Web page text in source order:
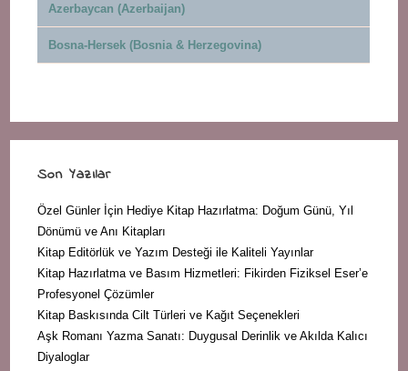
Azerbaycan (Azerbaijan)
Bosna-Hersek (Bosnia & Herzegovina)
Son Yazılar
Özel Günler İçin Hediye Kitap Hazırlatma: Doğum Günü, Yıl
Dönümü ve Anı Kitapları
Kitap Editörlük ve Yazım Desteği ile Kaliteli Yayınlar
Kitap Hazırlatma ve Basım Hizmetleri: Fikirden Fiziksel Eser’e
Profesyonel Çözümler
Kitap Baskısında Cilt Türleri ve Kağıt Seçenekleri
Aşk Romanı Yazma Sanatı: Duygusal Derinlik ve Akılda Kalıcı
Diyaloglar